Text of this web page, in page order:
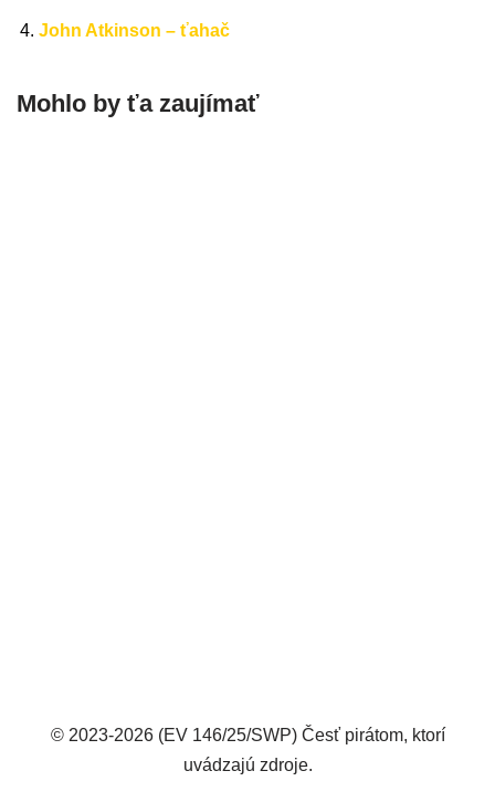
John Atkinson – ťahač
Mohlo by ťa zaujímať
© 2023-2026 (EV 146/25/SWP) Česť pirátom, ktorí
uvádzajú zdroje.